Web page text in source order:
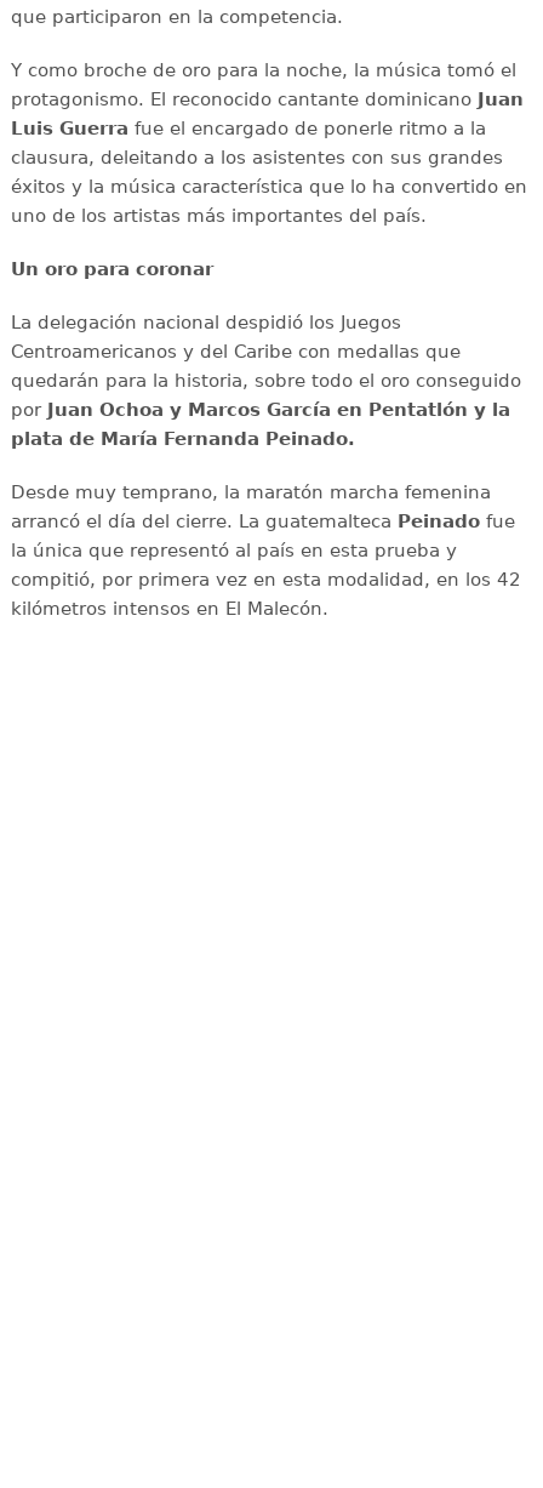
que participaron en la competencia.
Y como broche de oro para la noche, la música tomó el
protagonismo. El reconocido cantante dominicano Juan
Luis Guerra fue el encargado de ponerle ritmo a la
clausura, deleitando a los asistentes con sus grandes
éxitos y la música característica que lo ha convertido en
uno de los artistas más importantes del país.
Un oro para coronar
La delegación nacional despidió los Juegos
Centroamericanos y del Caribe con medallas que
quedarán para la historia, sobre todo el oro conseguido
por Juan Ochoa y Marcos García en Pentatlón y la
plata de María Fernanda Peinado.
Desde muy temprano, la maratón marcha femenina
arrancó el día del cierre. La guatemalteca Peinadofue
la única que representó al país en esta prueba y
compitió, por primera vez en esta modalidad, en los 42
kilómetros intensos en El Malecón.